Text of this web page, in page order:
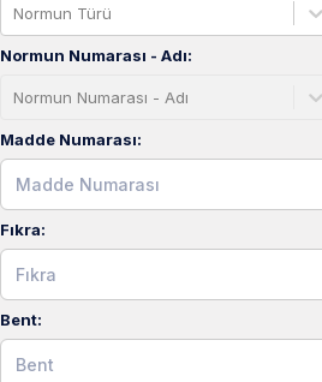
Normun Türü
Normun Numarası - Adı:
Normun Numarası - Adı
Madde Numarası:
Fıkra:
Bent: